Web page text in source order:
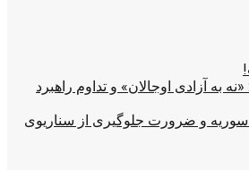
«نه به آزادی اوجالان» و تداوم راهبرد
سوریه و ضرورت جلوگیری از سناریوی